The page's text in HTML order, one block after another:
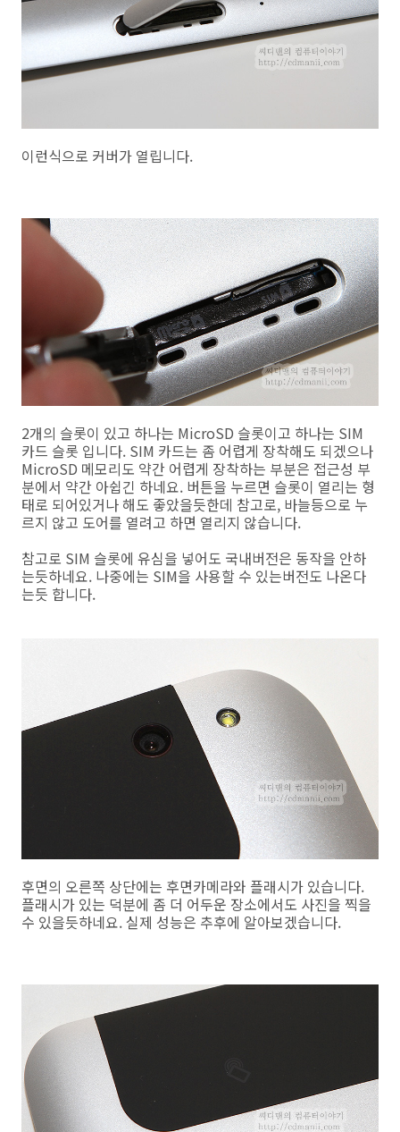
이런식으로 커버가 열립니다.
2개의 슬롯이 있고 하나는 MicroSD 슬롯이고 하나는 SIM
카드 슬롯 입니다. SIM 카드는 좀 어렵게 장착해도 되겠으나
MicroSD 메모리도 약간 어렵게 장착하는 부분은 접근성 부
분에서 약간 아쉽긴 하네요. 버튼을 누르면 슬롯이 열리는 형
태로 되어있거나 해도 좋았을듯한데 참고로, 바늘등으로 누
르지 않고 도어를 열려고 하면 열리지 않습니다.
참고로 SIM 슬롯에 유심을 넣어도 국내버전은 동작을 안하
는듯하네요. 나중에는 SIM을 사용할 수 있는버전도 나온다
는듯 합니다.
후면의 오른쪽 상단에는 후면카메라와 플래시가 있습니다.
플래시가 있는 덕분에 좀 더 어두운 장소에서도 사진을 찍을
수 있을듯하네요. 실제 성능은 추후에 알아보겠습니다.